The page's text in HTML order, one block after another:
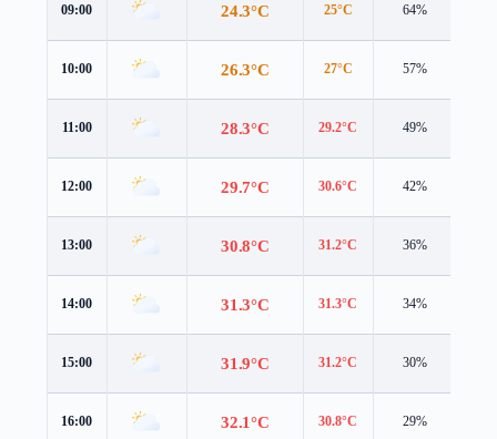
09:00 24.3°C 25°C 64%
10:00 26.3°C 27°C 57%
11:00 28.3°C 29.2°C 49%
12:00 29.7°C 30.6°C 42%
13:00 30.8°C 31.2°C 36%
14:00 31.3°C 31.3°C 34%
15:00 31.9°C 31.2°C 30%
16:00 32.1°C 30.8°C 29%